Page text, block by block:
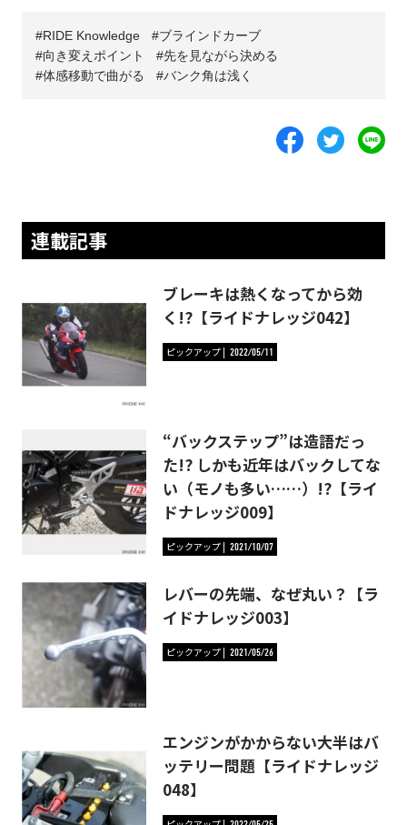
RIDE Knowledge
ブラインドカーブ
向き変えポイント
先を見ながら決める
体感移動で曲がる
バンク角は浅く
連載記事
ブレーキは熱くなってから効
く!?【ライドナレッジ042】
ピックアップ 2022/05/11
“バックステップ”は造語だっ
た!? しかも近年はバックしてな
い（モノも多い……）!?【ライ
ドナレッジ009】
ピックアップ 2021/10/07
レバーの先端、なぜ丸い？【ラ
イドナレッジ003】
ピックアップ 2021/05/26
エンジンがかからない大半はバ
ッテリー問題【ライドナレッジ
048】